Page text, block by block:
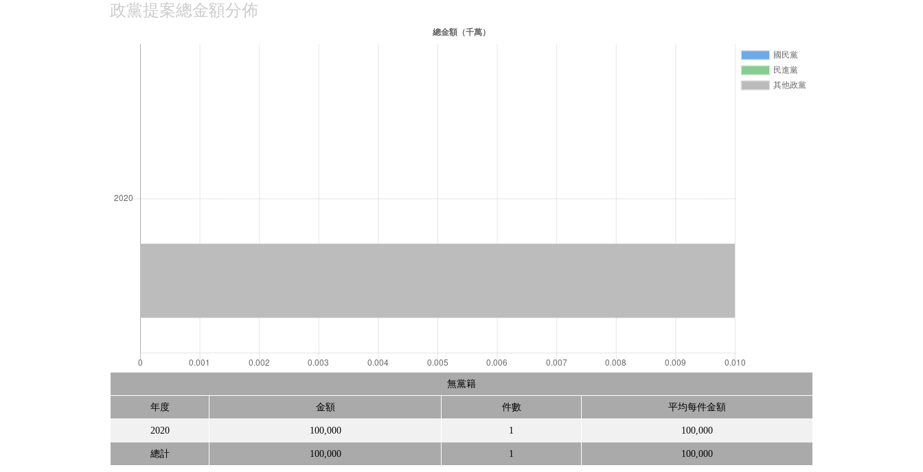
政黨提案總金額分佈
無黨籍
年度 金額 件數 平均每件金額
2020 100,000 1 100,000
總計 100,000 1 100,000